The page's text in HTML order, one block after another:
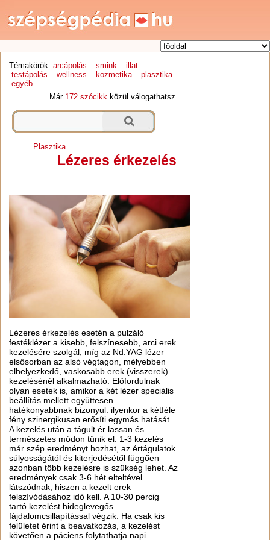
Témakörök: arcápolás smink
illat
testápolás
wellness kozmetika
plasztika
egyéb
Már 172 szócikk közül válogathatsz.
Plasztika
Lézeres érkezelés
Lézeres érkezelés esetén a pulzáló
festéklézer a kisebb, felszínesebb, arci erek
kezelésére szolgál, míg az Nd:YAG lézer
elsősorban az alsó végtagon, mélyebben
elhelyezkedő, vaskosabb erek (visszerek)
kezelésénél alkalmazható. Előfordulnak
olyan esetek is, amikor a két lézer speciális
beállítás mellett együttesen
hatékonyabbnak bizonyul: ilyenkor a kétféle
fény szinergikusan erősíti egymás hatását.
A kezelés után a tágult ér lassan és
természetes módon tűnik el. 1-3 kezelés
már szép eredményt hozhat, az értágulatok
súlyosságától és kiterjedésétől függően
azonban több kezelésre is szükség lehet. Az
eredmények csak 3-6 hét elteltével
látszódnak, hiszen a kezelt erek
felszívódásához idő kell. A 10-30 percig
tartó kezelést hideglevegős
fájdalomcsillapítással végzik. Ha csak kis
felületet érint a beavatkozás, a kezelést
követően a páciens folytathatja napi